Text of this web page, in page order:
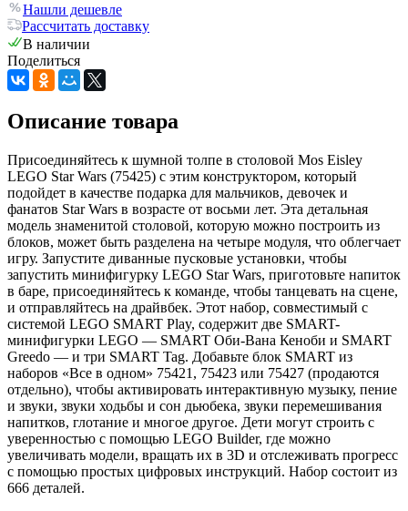
Нашли дешевле
Рассчитать доставку
В наличии
Поделиться
Описание товара
Присоединяйтесь к шумной толпе в столовой Mos Eisley
LEGO Star Wars (75425) с этим конструктором, который
подойдет в качестве подарка для мальчиков, девочек и
фанатов Star Wars в возрасте от восьми лет. Эта детальная
модель знаменитой столовой, которую можно построить из
блоков, может быть разделена на четыре модуля, что облегчает
игру. Запустите диванные пусковые установки, чтобы
запустить минифигурку LEGO Star Wars, приготовьте напиток
в баре, присоединяйтесь к команде, чтобы танцевать на сцене,
и отправляйтесь на драйвбек. Этот набор, совместимый с
системой LEGO SMART Play, содержит две SMART-
минифигурки LEGO — SMART Оби-Вана Кеноби и SMART
Greedo — и три SMART Tag. Добавьте блок SMART из
наборов «Все в одном» 75421, 75423 или 75427 (продаются
отдельно), чтобы активировать интерактивную музыку, пение
и звуки, звуки ходьбы и сон дьюбека, звуки перемешивания
напитков, глотание и многое другое. Дети могут строить с
уверенностью с помощью LEGO Builder, где можно
увеличивать модели, вращать их в 3D и отслеживать прогресс
с помощью простых цифровых инструкций. Набор состоит из
666 деталей.